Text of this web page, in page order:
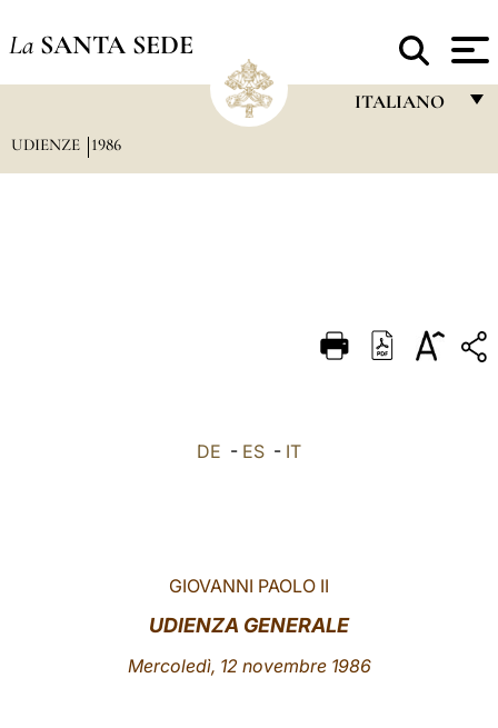
La SANTA SEDE
ITALIANO
DEUTSCH
UDIENZE 1986
DE - ES - IT
GIOVANNI PAOLO II
UDIENZA GENERALE
Mercoledì, 12 novembre 1986